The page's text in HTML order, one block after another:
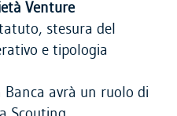
Venture
stesura del
e tipologia
avrà un ruolo di